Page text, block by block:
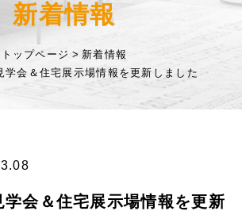
新着情報
トップページ
新着情報
学会＆住宅展示場情報を更新しました
会＆住宅展示場情報を更新